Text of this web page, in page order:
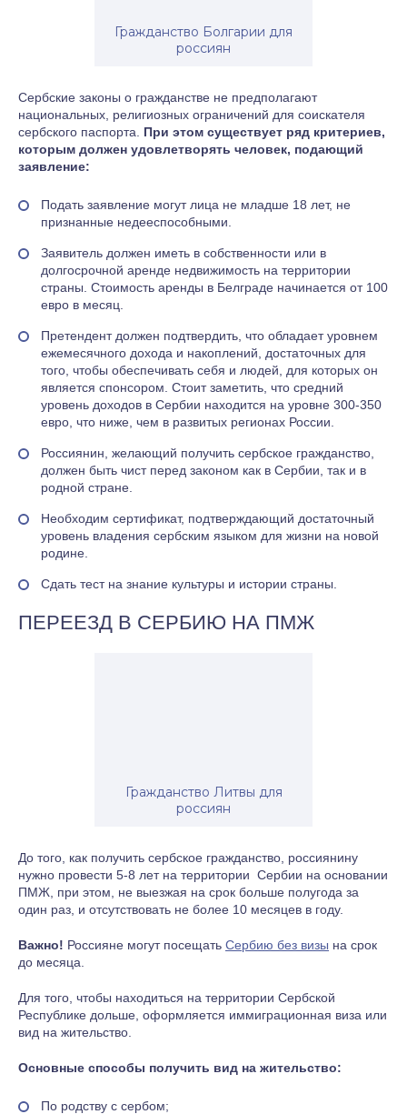
Гражданство Болгарии для
россиян
Сербские законы о гражданстве не предполагают
национальных, религиозных ограничений для соискателя
сербского паспорта. При этом существует ряд критериев,
которым должен удовлетворять человек, подающий
заявление:
Подать заявление могут лица не младше 18 лет, не
признанные недееспособными.
Заявитель должен иметь в собственности или в
долгосрочной аренде недвижимость на территории
страны. Стоимость аренды в Белграде начинается от 100
евро в месяц.
Претендент должен подтвердить, что обладает уровнем
ежемесячного дохода и накоплений, достаточных для
того, чтобы обеспечивать себя и людей, для которых он
является спонсором. Стоит заметить, что средний
уровень доходов в Сербии находится на уровне 300-350
евро, что ниже, чем в развитых регионах России.
Россиянин, желающий получить сербское гражданство,
должен быть чист перед законом как в Сербии, так и в
родной стране.
Необходим сертификат, подтверждающий достаточный
уровень владения сербским языком для жизни на новой
родине.
Сдать тест на знание культуры и истории страны.
ПЕРЕЕЗД В СЕРБИЮ НА ПМЖ
Гражданство Литвы для
россиян
До того, как получить сербское гражданство, россиянину
нужно провести 5-8 лет на территории Сербии на основании
ПМЖ, при этом, не выезжая на срок больше полугода за
один раз, и отсутствовать не более 10 месяцев в году.
Важно! Россияне могут посещать Сербию без визы на срок
до месяца.
Для того, чтобы находиться на территории Сербской
Республике дольше, оформляется иммиграционная виза или
вид на жительство.
Основные способы получить вид на жительство:
По родству с сербом;